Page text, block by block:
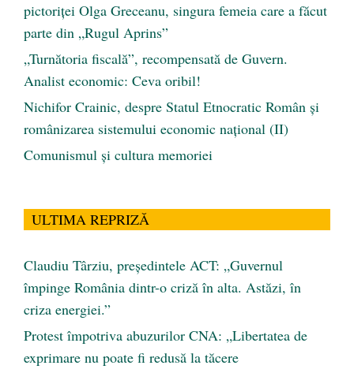
pictoriței Olga Greceanu, singura femeia care a făcut
parte din „Rugul Aprins”
„Turnătoria fiscală”, recompensată de Guvern.
Analist economic: Ceva oribil!
Nichifor Crainic, despre Statul Etnocratic Român şi
românizarea sistemului economic naţional (II)
Comunismul şi cultura memoriei
ULTIMA REPRIZĂ
Claudiu Târziu, președintele ACT: „Guvernul
împinge România dintr-o criză în alta. Astăzi, în
criza energiei.”
Protest împotriva abuzurilor CNA: „Libertatea de
exprimare nu poate fi redusă la tăcere